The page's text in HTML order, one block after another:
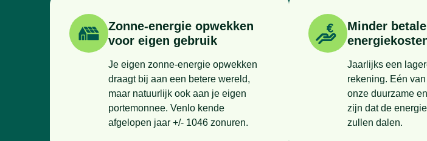
Zonne-energie opwekken
voor eigen gebruik
Je eigen zonne-energie opwekken
draagt bij aan een betere wereld,
maar natuurlijk ook aan je eigen
portemonnee. Venlo kende
afgelopen jaar +/- 1046 zonuren.
Minder
Jaarlijks een
rekening. Eén
onze duurzame
zijn dat de
zullen dalen.